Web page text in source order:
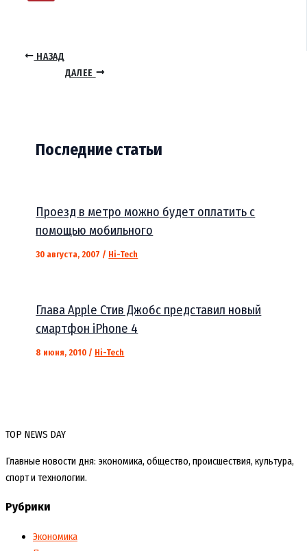
НАЗАД
ДАЛЕЕ
Последние статьи
Проезд в метро можно будет оплатить с
помощью мобильного
30 августа, 2007 / Hi-Tech
Глава Apple Стив Джобс представил новый
смартфон iPhone 4
8 июня, 2010 / Hi-Tech
TOP NEWS DAY
Главные новости дня: экономика, общество, происшествия, культура,
спорт и технологии.
Рубрики
Экономика